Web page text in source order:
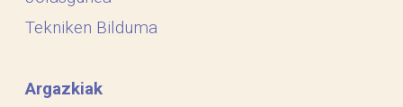
Tekniken Bilduma
Argazkiak